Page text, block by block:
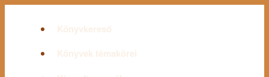
Könyvkereső
Könyvek témakörei